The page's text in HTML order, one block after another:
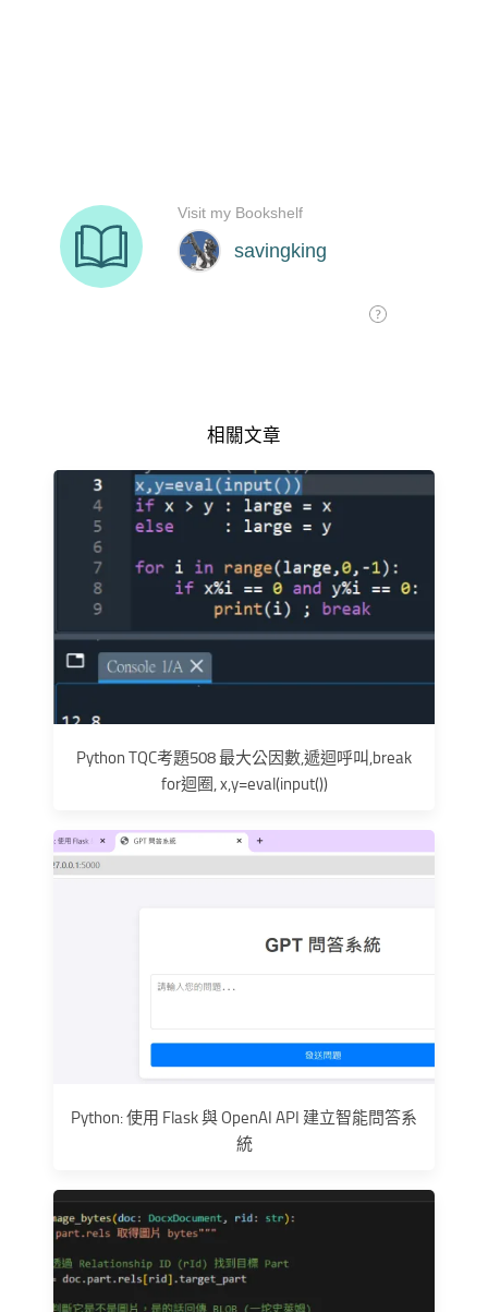
相關文章
Python TQC考題508 最大公因數,遞迴呼叫,break
for迴圈, x,y=eval(input())
Python: 使用 Flask 與 OpenAI API 建立智能問答系
統